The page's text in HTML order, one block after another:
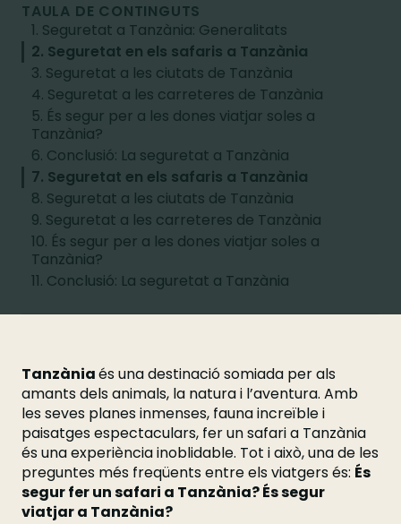
TAULA DE CONTINGUTS
1. Seguretat a Tanzània: Generalitats
2. Seguretat en els safaris a Tanzània
3. Seguretat a les ciutats de Tanzània
4. Seguretat a les carreteres de Tanzània
5. És segur per a les dones viatjar soles a
Tanzània?
6. Conclusió: La seguretat a Tanzània
7. Seguretat en els safaris a Tanzània
8. Seguretat a les ciutats de Tanzània
9. Seguretat a les carreteres de Tanzània
10. És segur per a les dones viatjar soles a
Tanzània?
11. Conclusió: La seguretat a Tanzània
Tanzàniaés una destinació somiada per als
amants dels animals, la natura i l’aventura. Amb
les seves planes inmenses, fauna increïble i
paisatges espectaculars, fer un safari a Tanzània
és una experiència inoblidable. Tot i això, una de les
preguntes més freqüents entre els viatgers és: És
segur fer un safari a Tanzània? És segur
viatjar a Tanzània?